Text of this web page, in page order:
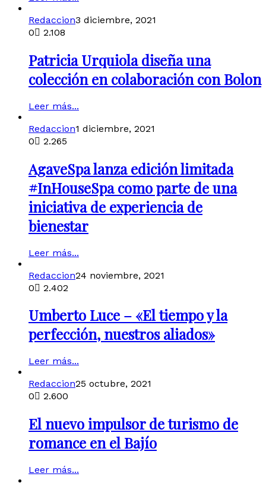
Redaccion3 diciembre, 2021
0
2.108
Patricia Urquiola diseña una
colección en colaboración con Bolon
Leer más...
Redaccion1 diciembre, 2021
0
2.265
AgaveSpa lanza edición limitada
#InHouseSpa como parte de una
iniciativa de experiencia de
bienestar
Leer más...
Redaccion24 noviembre, 2021
0
2.402
Umberto Luce – «El tiempo y la
perfección, nuestros aliados»
Leer más...
Redaccion25 octubre, 2021
0
2.600
El nuevo impulsor de turismo de
romance en el Bajío
Leer más...